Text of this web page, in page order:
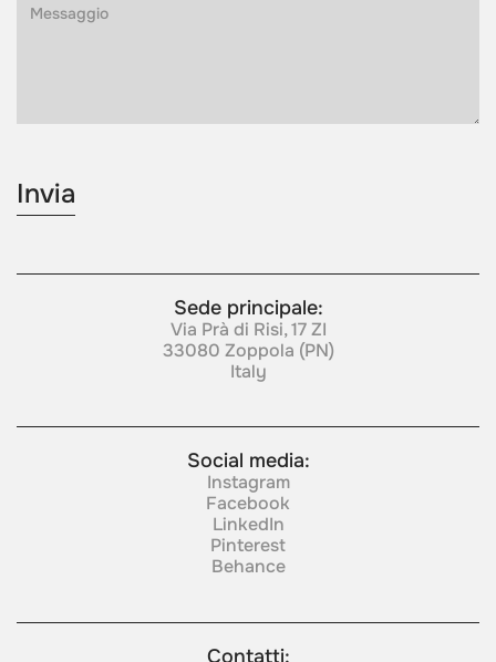
Sede principale:
Via Prà di Risi, 17 ZI
33080 Zoppola (PN)
Italy
Social media:
Instagram
Facebook
LinkedIn
Pinterest
Behance
Contatti: